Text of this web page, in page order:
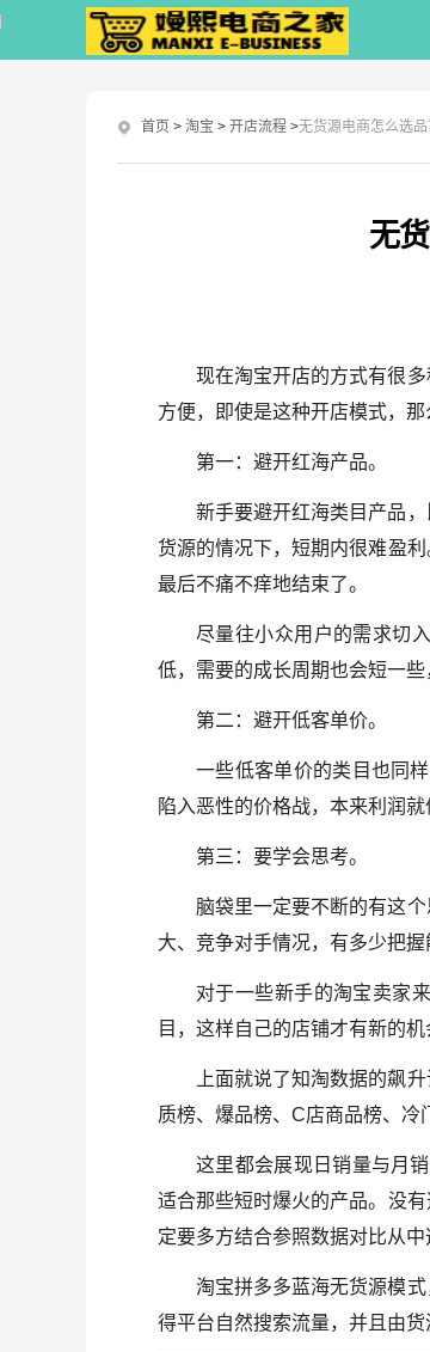
首页 > 淘宝 > 开店流程 >无货源电商怎么选品
无
现在淘宝开店的方式有很
方便，即使是这种开店模式，
第一：避开红海产品。
新手要避开红海类目产品
货源的情况下，短期内很难盈
最后不痛不痒地结束了。
尽量往小众用户的需求切
低，需要的成长周期也会短一些
第二：避开低客单价。
一些低客单价的类目也同
陷入恶性的价格战，本来利润
第三：要学会思考。
脑袋里一定要不断的有这
大、竞争对手情况，有多少把握
对于一些新手的淘宝卖家
目，这样自己的店铺才有新的机
上面就说了知淘数据的飙
质榜、爆品榜、C店商品榜、冷
这里都会展现日销量与月
适合那些短时爆火的产品。没
定要多方结合参照数据对比从中
淘宝拼多多蓝海无货源模
得平台自然搜索流量，并且由